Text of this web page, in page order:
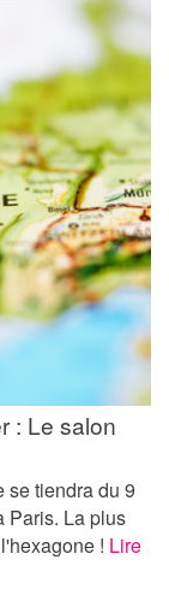
: Le salon
se tiendra du 9
Paris. La plus
! Lire